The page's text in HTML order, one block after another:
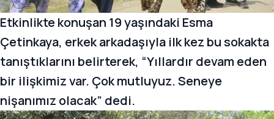
Etkinlikte konuşan 19 yaşındaki Esma
Çetinkaya, erkek arkadaşıyla ilk kez bu sokakta
tanıştıklarını belirterek, “Yıllardır devam eden
bir ilişkimiz var. Çok mutluyuz. Seneye
nişanımız olacak” dedi.